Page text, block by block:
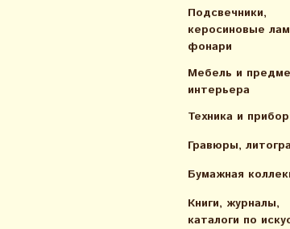
Подсвечники,
керосиновые
фонари
Мебель и
интерьера
Техника и
Гравюры,
Бумажная
Книги, журналы,
каталоги по